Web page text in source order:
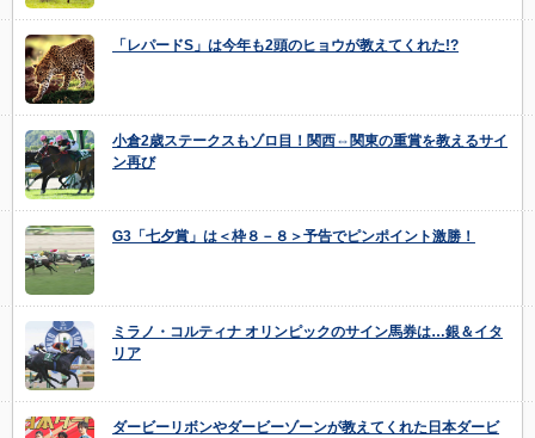
「レパードS」は今年も2頭のヒョウが教えてくれた!?
小倉2歳ステークスもゾロ目！関西⇔関東の重賞を教えるサイ
ン再び
G3「七夕賞」は＜枠８－８＞予告でピンポイント激勝！
ミラノ・コルティナ オリンピックのサイン馬券は…銀＆イタ
リア
ダービーリボンやダービーゾーンが教えてくれた日本ダービ